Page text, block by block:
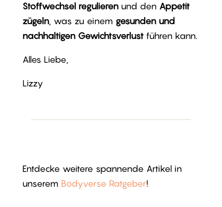
Stoffwechsel regulierenund den Appetit
zügeln, was zu einem gesunden und
nachhaltigen Gewichtsverlustführen kann.
Alles Liebe,
Lizzy
Entdecke weitere spannende Artikel in
unserem Bodyverse Ratgeber!